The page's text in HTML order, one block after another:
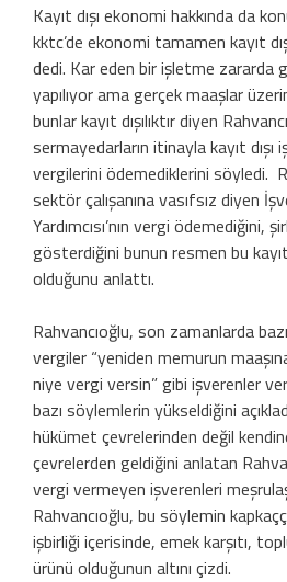
Kayıt dışı ekonomi hakkında da
kktc’de ekonomi tamamen kayıt
dedi. Kar eden bir işletme zararda
yapılıyor ama gerçek maaşlar
bunlar kayıt dışılıktır diyen
sermayedarların itinayla kayıt dışı
vergilerini ödemediklerini söyledi.
sektör çalışanına vasıfsız diyen
Yardımcısı’nın vergi ödemediğini,
gösterdiğini bunun resmen bu kayıt
olduğunu anlattı.
Rahvancıoğlu, son zamanlarda
vergiler “yeniden memurun
niye vergi versin” gibi işverenler
bazı söylemlerin yükseldiğini
hükümet çevrelerinden değil
çevrelerden geldiğini anlatan
vergi vermeyen işverenleri
Rahvancıoğlu, bu söylemin
işbirliği içerisinde, emek karşıtı,
ürünü olduğunun altını çizdi.